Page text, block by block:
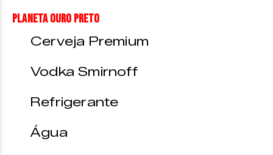
Planeta Ouro Preto
Cerveja Premium
Vodka Smirnoff
Refrigerante
Água